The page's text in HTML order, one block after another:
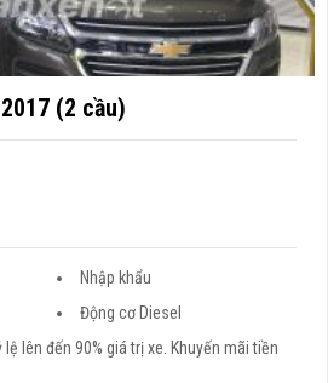
(2 cầu)
Nhập khẩu
Động cơ Diesel
lên đến 90% giá trị xe. Khuyến mãi tiền